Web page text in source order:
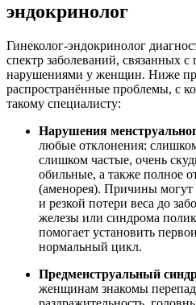
эндокринолог
Гинеколог-эндокринолог
спектр заболеваний, связанных
нарушениями у женщин. Ниже
распространённые проблемы, с
такому специалисту:
Нарушения
любые отклонения:
слишком частые, очень
обильные, а также полное
(аменорея). Причины могут
и резкой потери веса до
железы или синдрома
помогает установить
нормальный цикл.
Предменструальный
женщинам знакомы